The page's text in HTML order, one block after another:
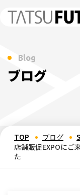
Blog
ブログ
TOP ブログ
店舗販促EXPOにご
た